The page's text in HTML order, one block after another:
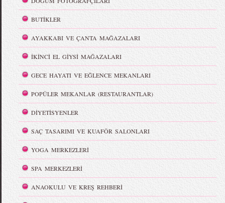
BUTİKLER
AYAKKABI VE ÇANTA MAĞAZALARI
İKİNCİ EL GİYSİ MAĞAZALARI
GECE HAYATI VE EĞLENCE MEKANLARI
POPÜLER MEKANLAR (RESTAURANTLAR)
DİYETİSYENLER
SAÇ TASARIMI VE KUAFÖR SALONLARI
YOGA MERKEZLERİ
SPA MERKEZLERİ
ANAOKULU VE KREŞ REHBERİ